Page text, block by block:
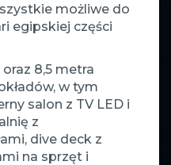
możliwe do
egipskiej części
8,5 metra
w tym
salon z TV LED i
z
dive deck z
na sprzęt i